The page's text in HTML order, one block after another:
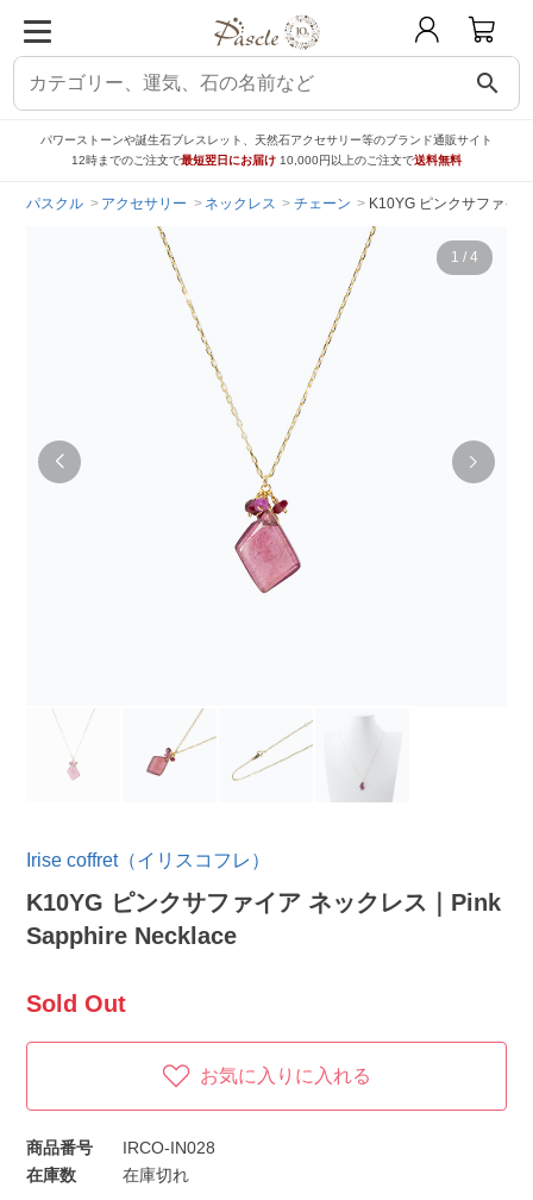
search
パワーストーンや誕生石ブレスレット、天然石アクセサリー等のブランド通販サイト
12時までのご注文で最短翌日にお届け 10,000円以上のご注文で送料無料
パスクル アクセサリー ネックレス チェーン K10YG ピンクサファイ
1 / 4
Irise coffret（イリスコフレ）
K10YG ピンクサファイア ネックレス｜Pink
Sapphire Necklace
Sold Out
お気に入りに入れる
商品番号
IRCO-IN028
在庫数
在庫切れ